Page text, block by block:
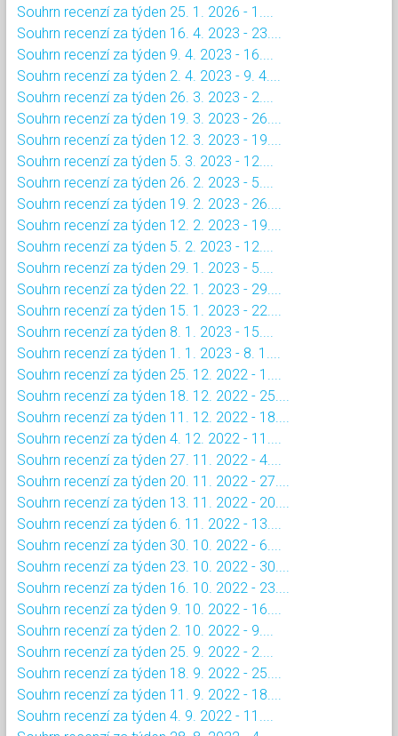
Souhrn recenzí za týden 25. 1. 2026 - 1....
Souhrn recenzí za týden 16. 4. 2023 - 23....
Souhrn recenzí za týden 9. 4. 2023 - 16....
Souhrn recenzí za týden 2. 4. 2023 - 9. 4....
Souhrn recenzí za týden 26. 3. 2023 - 2....
Souhrn recenzí za týden 19. 3. 2023 - 26....
Souhrn recenzí za týden 12. 3. 2023 - 19....
Souhrn recenzí za týden 5. 3. 2023 - 12....
Souhrn recenzí za týden 26. 2. 2023 - 5....
Souhrn recenzí za týden 19. 2. 2023 - 26....
Souhrn recenzí za týden 12. 2. 2023 - 19....
Souhrn recenzí za týden 5. 2. 2023 - 12....
Souhrn recenzí za týden 29. 1. 2023 - 5....
Souhrn recenzí za týden 22. 1. 2023 - 29....
Souhrn recenzí za týden 15. 1. 2023 - 22....
Souhrn recenzí za týden 8. 1. 2023 - 15....
Souhrn recenzí za týden 1. 1. 2023 - 8. 1....
Souhrn recenzí za týden 25. 12. 2022 - 1....
Souhrn recenzí za týden 18. 12. 2022 - 25....
Souhrn recenzí za týden 11. 12. 2022 - 18....
Souhrn recenzí za týden 4. 12. 2022 - 11....
Souhrn recenzí za týden 27. 11. 2022 - 4....
Souhrn recenzí za týden 20. 11. 2022 - 27....
Souhrn recenzí za týden 13. 11. 2022 - 20....
Souhrn recenzí za týden 6. 11. 2022 - 13....
Souhrn recenzí za týden 30. 10. 2022 - 6....
Souhrn recenzí za týden 23. 10. 2022 - 30....
Souhrn recenzí za týden 16. 10. 2022 - 23....
Souhrn recenzí za týden 9. 10. 2022 - 16....
Souhrn recenzí za týden 2. 10. 2022 - 9....
Souhrn recenzí za týden 25. 9. 2022 - 2....
Souhrn recenzí za týden 18. 9. 2022 - 25....
Souhrn recenzí za týden 11. 9. 2022 - 18....
Souhrn recenzí za týden 4. 9. 2022 - 11....